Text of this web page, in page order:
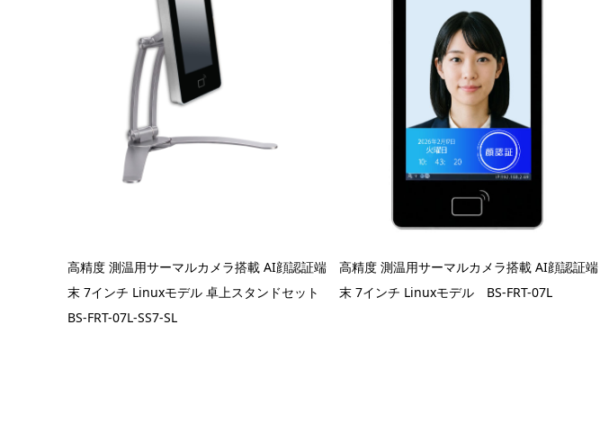
高精度 測温用サーマルカメラ搭載 AI顔認証端
末 7インチ Linuxモデル 卓上スタンドセット
BS-FRT-07L-SS7-SL
高精度 測温用サーマルカメラ搭載 AI顔認証端
末 7インチ Linuxモデル BS-FRT-07L